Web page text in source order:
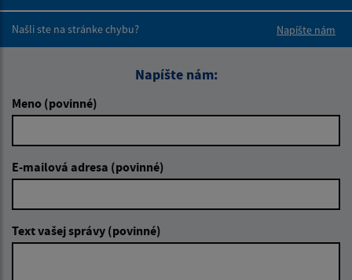
Našli ste na stránke chybu?
Napíšte nám
Napíšte nám:
Meno (povinné)
E-mailová adresa (povinné)
Text vašej správy (povinné)